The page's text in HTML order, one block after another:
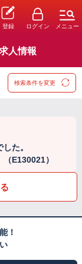
登録 ログイン メニュー
人情報
検索条件を変更
た。
E130021）
！